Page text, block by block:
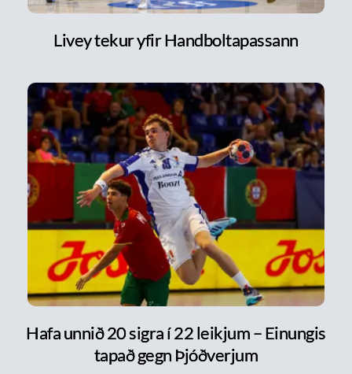
Livey tekur yfir Handboltapassann
Hafa unnið 20 sigra í 22 leikjum – Einungis
tapað gegn Þjóðverjum